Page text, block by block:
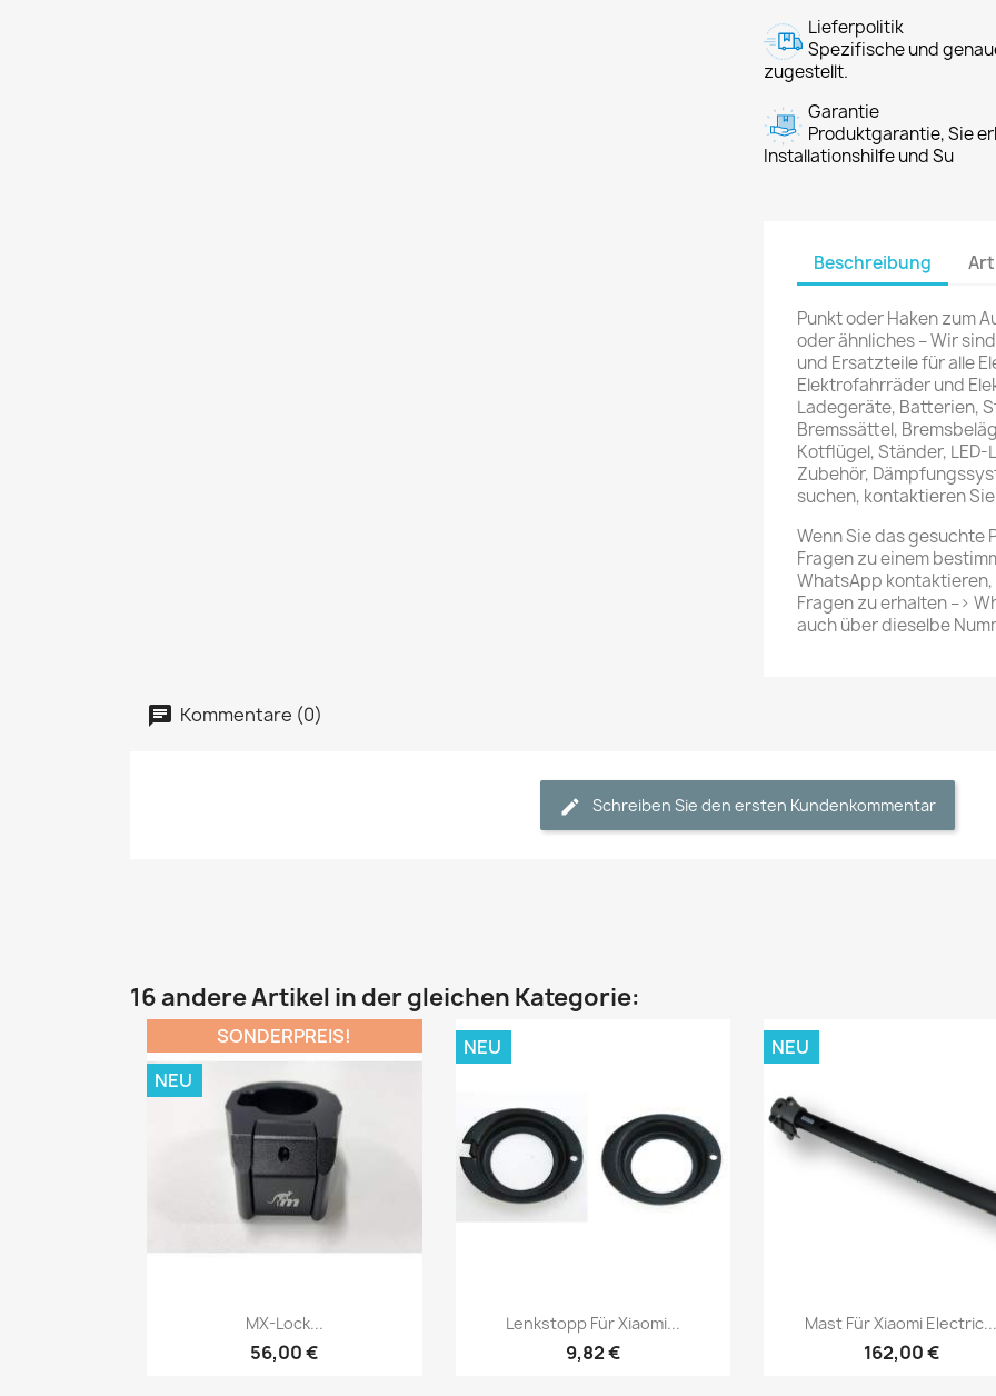
Lieferpolitik
Spezifische und
zugestellt.
Garantie
Produktgarantie, Sie
Installationshilfe und Su
Beschreibung
Punkt oder Haken zum
oder ähnliches – Wir
und Ersatzteile für alle
Elektrofahrräder und
Ladegeräte, Batterien,
Bremssättel,
Kotflügel, Ständer,
Zubehör,
suchen, kontaktieren
Wenn Sie das gesuchte
Fragen zu einem
WhatsApp
Fragen zu erhalten –>
auch über dieselbe
Kommentare (0)
Schreiben Sie den ersten Kundenkommentar
16 andere Artikel in der gleichen Kategorie:
Vorschau
MX-Lock...
56,00 €
SONDERPREIS!
NEU
Vorschau
Lenkstopp Für Xiaomi...
9,82 €
NEU
Vorschau
Mast Für Xiaomi
162,00 €
NEU